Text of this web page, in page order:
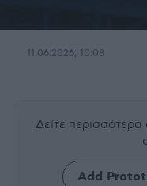
11.06.2026, 10:08
Δείτε
Add